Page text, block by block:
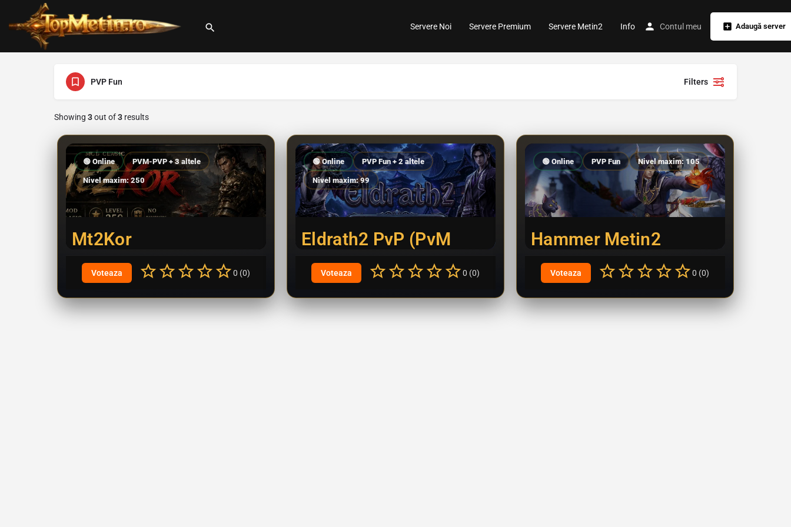
Servere Noi Servere Premium Servere Metin2 Info Contul meu Adaugă server
PVP Fun Filters
Showing 3out of3 results
Mt2Kor
Vizualizări: 36
🟢 Online PVM-PVP + 3 altele
Nivel maxim: 250
0 (0)
Eldrath2 PvP (PvM
optional)
🟢 Online PVP Fun + 2 altele
Nivel maxim: 99
0 (0)
Hammer Metin2
Vizualizări: 265
🟢 Online PVP Fun Nivel maxim: 105
0 (0)